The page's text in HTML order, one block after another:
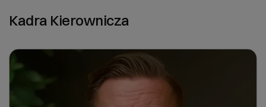
Kadra Kierownicza